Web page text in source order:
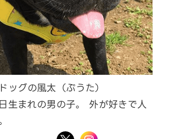
ッグの風太（ぷうた）
生まれの男の子。 外が好きで人